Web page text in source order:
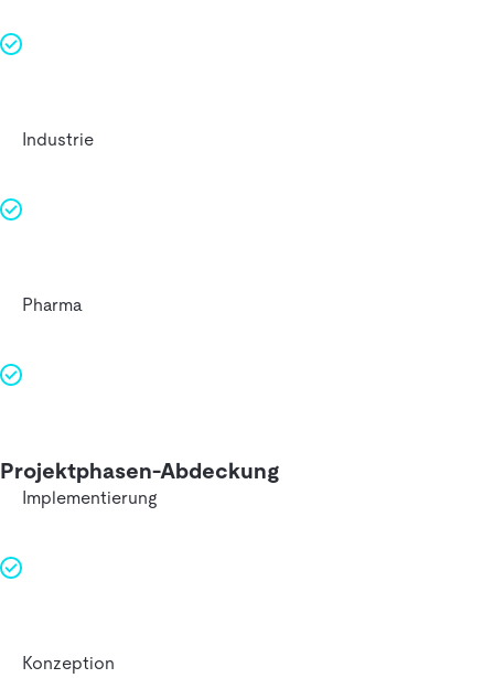
Industrie
Pharma
Projektphasen-Abdeckung
Implementierung
Konzeption